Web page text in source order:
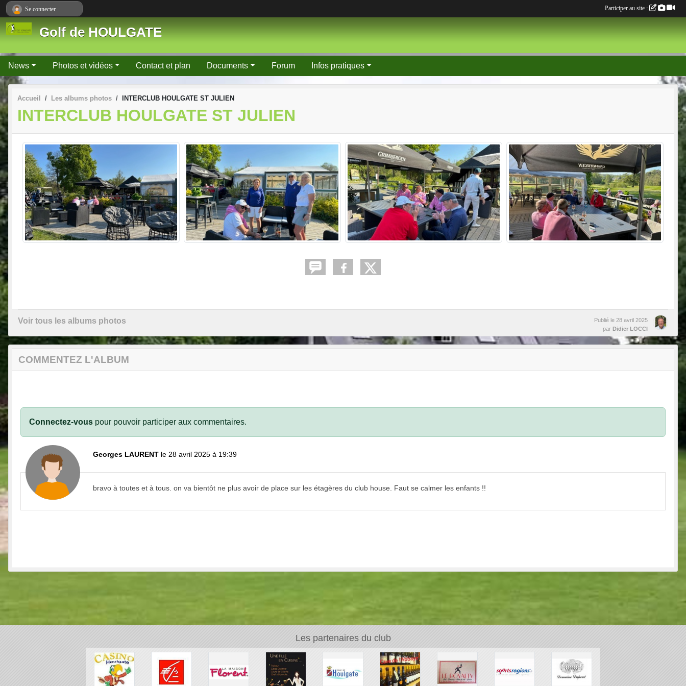
Golf de HOULGATE
News Photos et vidéos Contact et plan Documents Forum Infos pratiques
Accueil Les albums photos INTERCLUB HOULGATE ST JULIEN
INTERCLUB HOULGATE ST JULIEN
Voir tous les albums photos Publié le 28 avril 2025
par Didier LOCCI
COMMENTEZ L'ALBUM
Connectez-vous pour pouvoir participer aux commentaires.
Georges LAURENT le 28 avril 2025 à 19:39
bravo à toutes et à tous. on va bientôt ne plus avoir de place sur les étagères du club house. Faut se calmer les enfants !!
Les partenaires du club
Se connecter Participer au site :
Panneau de gestion des cookies